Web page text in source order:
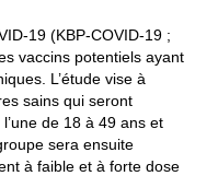
19 (KBP-COVID-19 ;
vaccins potentiels ayant
L’étude vise à
sains qui seront
de 18 à 49 ans et
sera ensuite
à faible et à forte dose